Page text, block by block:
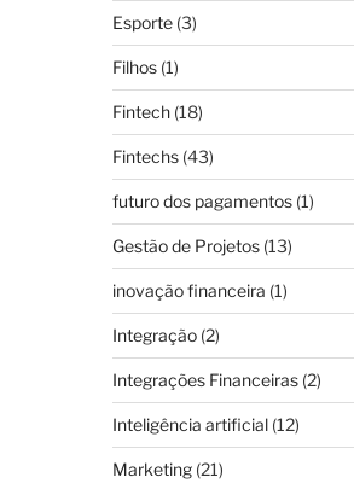
Esporte(3)
Filhos(1)
Fintech(18)
Fintechs(43)
futuro dos pagamentos(1)
Gestão de Projetos(13)
inovação financeira (1)
Integração(2)
Integrações Financeiras(2)
Inteligência artificial(12)
Marketing(21)